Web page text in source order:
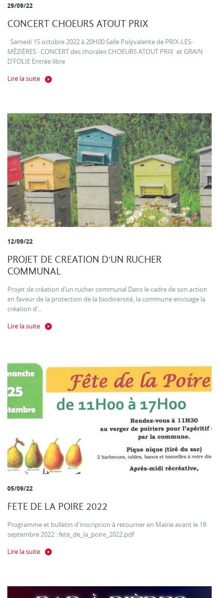
29/09/22
CONCERT CHOEURS ATOUT PRIX
Samedi 15 octobre 2022 à 20H00 Salle Polyvalente de PRIX-LES-
MÉZIÈRES CONCERT des chorales CHOEURS ATOUT PRIX et GRAIN
D'FOLIE Entrée libre
Lire la suite
12/09/22
PROJET DE CREATION D'UN RUCHER
COMMUNAL
Projet de création d’un rucher communal Dans le cadre de son action
en faveur de la protection de la biodiversité, la commune envisage la
création d’...
Lire la suite
05/09/22
FETE DE LA POIRE 2022
Programme et bulletin d'inscription à retourner en Mairie avant le 18
septembre 2022 : fete_de_la_poire_2022.pdf
Lire la suite